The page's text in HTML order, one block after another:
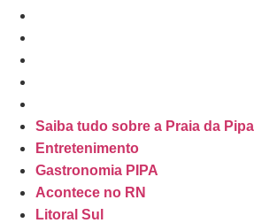
Saiba tudo sobre a Praia da Pipa
Entretenimento
Gastronomia PIPA
Acontece no RN
Litoral Sul